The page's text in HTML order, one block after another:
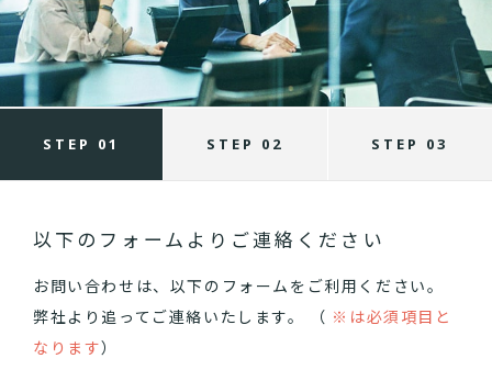
STEP 01 STEP 02 STEP 03
以下のフォームよりご連絡ください
お問い合わせは、以下のフォームをご利用ください。
弊社より追ってご連絡いたします。 （ ※は必須項目と
なります）